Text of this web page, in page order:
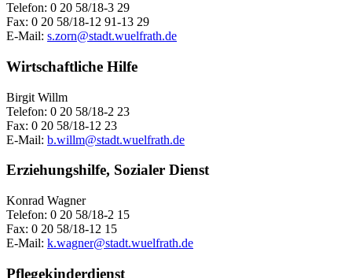
Telefon: 0 20 58/18-3 29
Fax: 0 20 58/18-12 91-13 29
E-Mail: s.zorn@stadt.wuelfrath.de
Wirtschaftliche Hilfe
Birgit Willm
Telefon: 0 20 58/18-2 23
Fax: 0 20 58/18-12 23
E-Mail: b.willm@stadt.wuelfrath.de
Erziehungshilfe, Sozialer Dienst
Konrad Wagner
Telefon: 0 20 58/18-2 15
Fax: 0 20 58/18-12 15
E-Mail: k.wagner@stadt.wuelfrath.de
Pflegekinderdienst